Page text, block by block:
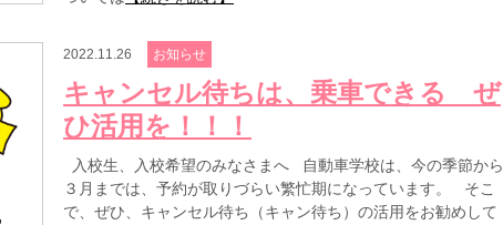
2022.11.26 お知らせ
キャンセル待ちは、乗車できる ぜ
ひ活用を！！！
入校生、入校希望のみなさまへ 自動車学校は、今の季節から
３月までは、予約が取りづらい繁忙期になっています。 そこ
で、ぜひ、キャンセル待ち（キャン待ち）の活用をお勧めして